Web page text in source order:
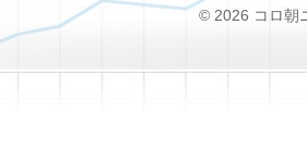
© 2026 コロ朝